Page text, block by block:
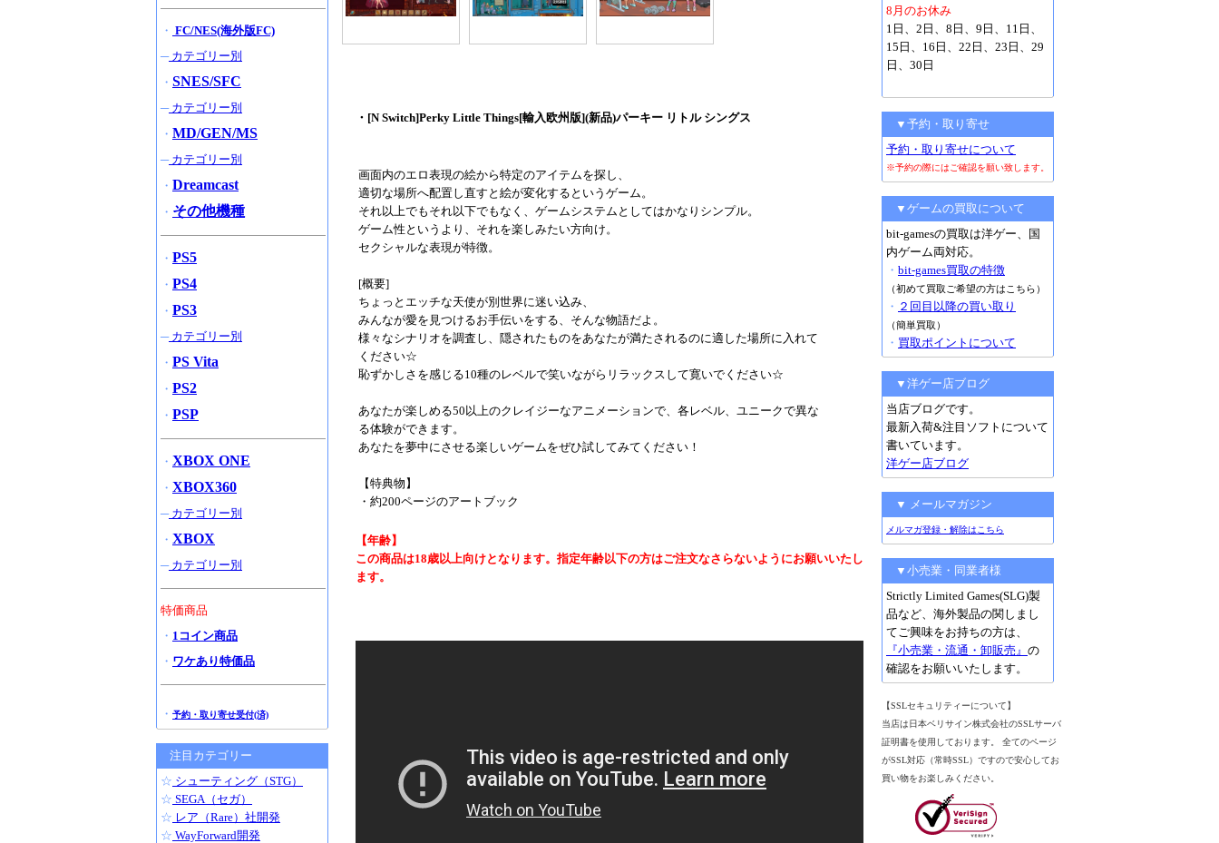
・[N Switch]Perky Little Things[輸入欧州版](新品)パーキー リトル シングス
画面内のエロ表現の絵から特定のアイテムを探し、
適切な場所へ配置し直すと絵が変化するというゲーム。
それ以上でもそれ以下でもなく、ゲームシステムとしてはかなりシンプル。
ゲーム性というより、それを楽しみたい方向け。
セクシャルな表現が特徴。
[概要]
ちょっとエッチな天使が別世界に迷い込み、
みんなが愛を見つけるお手伝いをする、そんな物語だよ。
様々なシナリオを調査し、隠されたものをあなたが満たされるのに適した場所に入れて
ください☆
恥ずかしさを感じる10種のレベルで笑いながらリラックスして寛いでください☆
あなたが楽しめる50以上のクレイジーなアニメーションで、各レベル、ユニークで異な
る体験ができます。
あなたを夢中にさせる楽しいゲームをぜひ試してみてください！
【特典物】
・約200ページのアートブック
【年齢】
この商品は18歳以上向けとなります。指定年齢以下の方はご注文なさらないようにお願いいたし
ます。
・ FC/NES(海外版FC)
─カテゴリー別
・ SNES/SFC
─カテゴリー別
・ MD/GEN/MS
─カテゴリー別
・ Dreamcast
・ その他機種
・ PS5
・ PS4
・ PS3
─カテゴリー別
・ PS Vita
・ PS2
・ PSP
・ XBOX ONE
・ XBOX360
─カテゴリー別
・ XBOX
─カテゴリー別
特価商品
・ 1コイン商品
・ ワケあり特価品
・ 予約・取り寄せ受付(済)
注目カテゴリー
☆ シューティング（STG）
☆ SEGA（セガ）
☆ レア（Rare）社開発
☆ WayForward開発
8月のお休み
1日、2日、8日、9日、11日、
15日、16日、22日、23日、29
日、30日
▼予約・取り寄せ
予約・取り寄せについて
※予約の際にはご確認を願い致します。
▼ゲームの買取について
bit-gamesの買取は洋ゲー、国
内ゲーム両対応。
・ bit-games買取の特徴
（初めて買取ご希望の方はこちら）
・ ２回目以降の買い取り
（簡単買取）
・ 買取ポイントについて
▼洋ゲー店ブログ
当店ブログです。
最新入荷&注目ソフトについて
書いています。
洋ゲー店ブログ
▼ メールマガジン
メルマガ登録・解除はこちら
▼小売業・同業者様
Strictly Limited Games(SLG)製
品など、海外製品の関しまし
てご興味をお持ちの方は、
『小売業・流通・卸販売』 の
確認をお願いいたします。
【SSLセキュリティーについて】
当店は日本ベリサイン株式会社のSSLサーバ
証明書を使用しております。 全てのページ
がSSL対応（常時SSL）ですので安心してお
買い物をお楽しみください。